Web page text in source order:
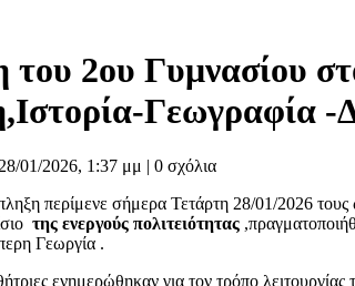
του 2ου Γυμνασίου
Γεωγραφία -
28/01/2026, 1:37 μμ | 0 σχόλια
περίμενε σήμερα Τετάρτη 28/01/2026
της ενεργούς πολιτειότητας
Γεωργία .
ενημερώθηκαν για τον τρόπο